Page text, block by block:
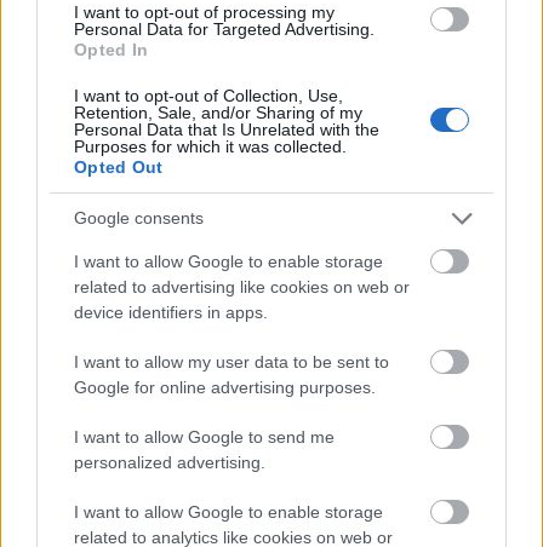
I want to opt-out of processing my
Personal Data for Targeted Advertising.
Opted In
I want to opt-out of Collection, Use,
Retention, Sale, and/or Sharing of my
Personal Data that Is Unrelated with the
Purposes for which it was collected.
Opted Out
Google consents
I want to allow Google to enable storage
related to advertising like cookies on web or
device identifiers in apps.
I want to allow my user data to be sent to
Google for online advertising purposes.
I want to allow Google to send me
personalized advertising.
I want to allow Google to enable storage
related to analytics like cookies on web or
Vagyonvisszaszerzés: amikor a pénz
gyorsabban fut, mint a jog